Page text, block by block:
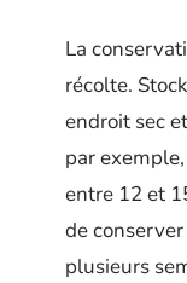
La
récolte.
endroit sec
par
entre 12 et
de
plusieurs